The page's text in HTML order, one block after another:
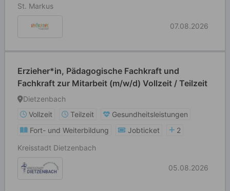
St. Markus
07.08.2026
Erzieher*in, Pädagogische Fachkraft und
Fachkraft zur Mitarbeit (m/w/d) Vollzeit / Teilzeit
Dietzenbach
Vollzeit
Teilzeit
Gesundheitsleistungen
Fort- und Weiterbildung
Jobticket
2
Kreisstadt Dietzenbach
05.08.2026